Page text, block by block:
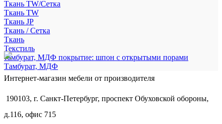
Ткань TW/Сетка
Ткань TW
Ткань JP
Ткань / Сетка
Ткань
Текстиль
тамбурат, МДФ покрытие: шпон с открытыми порами
Тамбурат, МДФ
Интернет-магазин мебели от производителя
190103, г. Санкт-Петербург, проспект Обуховской обороны,
д.116, офис 715